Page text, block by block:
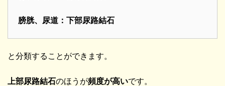
膀胱、尿道：下部尿路結石
と分類することができます。
上部尿路結石のほうが頻度が高いです。